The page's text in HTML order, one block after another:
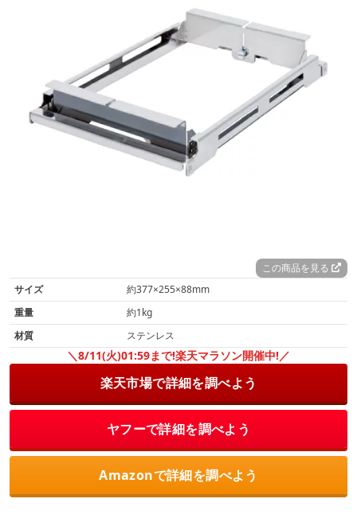
この商品を見る
サイズ
約377×255×88mm
重量
約1kg
材質
ステンレス
＼8/11(火)01:59まで!楽天マラソン開催中!／
楽天市場で詳細を調べよう
ヤフーで詳細を調べよう
Amazonで詳細を調べよう